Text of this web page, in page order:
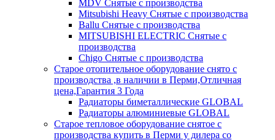
MDV Снятые с производства
Mitsubishi Heavy Снятые с производства
Ballu Снятые с производства
MITSUBISHI ELECTRIC Снятые с
производства
Chigo Снятые с производства
Старое отопительное оборудование снято с
производства ,в наличии в Перми,Отличная
цена,Гарантия 3 Года
Радиаторы биметаллические GLOBAL
Радиаторы алюминиевые GLOBAL
Старое тепловое оборудование снятое с
производства купить в Перми у дилера со